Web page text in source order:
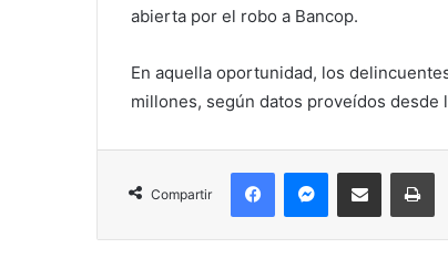
abierta por el robo a Bancop.
En aquella oportunidad, los
millones, según datos proveídos desde
Compartir
FacebookMessengerCompartir por correo electrónico